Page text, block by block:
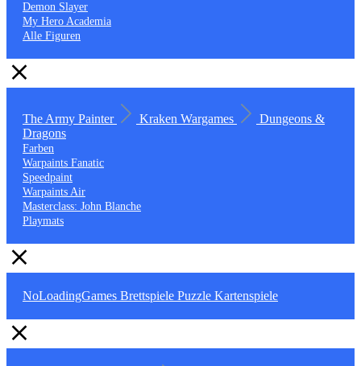
Demon Slayer
My Hero Academia
Alle Figuren
The Army Painter Kraken Wargames
Dungeons &
Dragons
Farben
Warpaints Fanatic
Speedpaint
Warpaints Air
Masterclass: John Blanche
Playmats
NoLoadingGames Brettspiele Puzzle Kartenspiele